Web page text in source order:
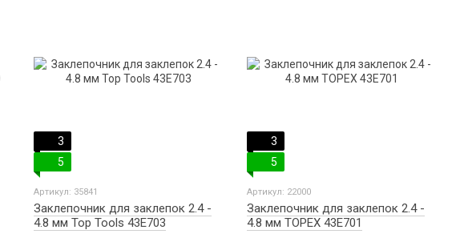
3
5
Артикул: 35841
Заклепочник для заклепок 2.4 -
4.8 мм Top Tools 43E703
3
5
Артикул: 22000
Заклепочник для заклепок 2.4 -
4.8 мм TOPEX 43E701